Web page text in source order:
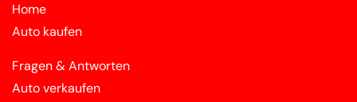
Home
Auto kaufen
Fragen & Antworten
Auto verkaufen